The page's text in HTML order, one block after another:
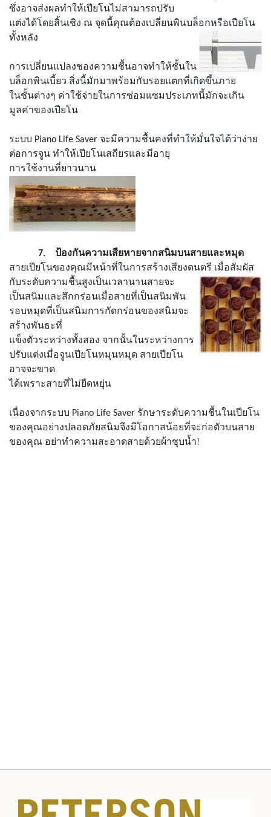
ซึ่งอาจส่งผลทำให้เปียโนไม่สามารถปรับ
แต่งได้โดยสิ้นเชิง ณ จุดนี้คุณต้องเปลี่ยนพินบล็อกหรือเปียโน
ทั้งหลัง
การเปลี่ยนแปลงชองความชื้นอาจทำให้ชั้นใน
บล็อกพินเบี้ยว สิ่งนี้มักมาพร้อมกับรอยแตกที่เกิดขึ้นภาย
ในชั้นต่างๆ ค่าใช้จ่ายในการซ่อมแซมประเภทนี้มักจะเกิน
มูลค่าของเปียโน
ระบบ Piano Life Saver จะมีความชื้นคงที่ทำให้มั่นใจได้ว่าง่าย
ต่อการจูน ทำให้เปียโนเสถียรและมีอายุ
การใช้งานที่ยาวนาน
7.
ป้องกันความเสียหายจากสนิมบนสายและหมุด
สายเปียโนของคุณมีหน้าที่ในการสร้างเสียงดนตรี เมื่อสัมผัส
กับระดับความชื้นสูงเป็นเวลานานสายจะ
เป็นสนิมและสึกกร่อนเมื่อสายที่เป็นสนิมพัน
รอบหมุดที่เป็นสนิมการกัดกร่อนของสนิมจะ
สร้างพันธะที่
แข็งตัวระหว่างทั้งสอง จากนั้นในระหว่างการ
ปรับแต่งเมื่อจูนเปียโนหมุนหมุด สายเปียโน
อาจจะขาด
ได้เพราะสายที่ไม่ยืดหยุ่น
เนื่องจากระบบ Piano Life Saver รักษาระดับความชื้นในเปียโน
ของคุณอย่างปลอดภัยสนิมจึงมีโอกาสน้อยที่จะก่อตัวบนสาย
ของคุณ อย่าทำความสะอาดสายด้วยผ้าชุบน้ำ!